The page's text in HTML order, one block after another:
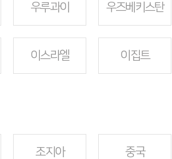
우루과이 우즈베키스탄
이스라엘 이집트
조지아 중국